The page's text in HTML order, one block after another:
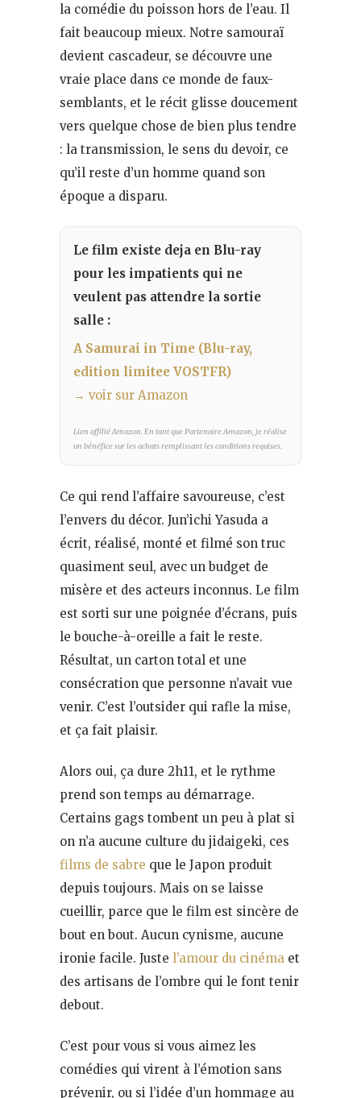
la comédie du poisson hors de l’eau. Il
fait beaucoup mieux. Notre samouraï
devient cascadeur, se découvre une
vraie place dans ce monde de faux-
semblants, et le récit glisse doucement
vers quelque chose de bien plus tendre
: la transmission, le sens du devoir, ce
qu’il reste d’un homme quand son
époque a disparu.
Le film existe deja en Blu-ray
pour les impatients qui ne
veulent pas attendre la sortie
salle :
A Samurai in Time (Blu-ray,
edition limitee VOSTFR)
→ voir sur Amazon
Lien affilié Amazon. En tant que Partenaire Amazon, je réalise
un bénéfice sur les achats remplissant les conditions requises.
Ce qui rend l’affaire savoureuse, c’est
l’envers du décor. Jun’ichi Yasuda a
écrit, réalisé, monté et filmé son truc
quasiment seul, avec un budget de
misère et des acteurs inconnus. Le film
est sorti sur une poignée d’écrans, puis
le bouche-à-oreille a fait le reste.
Résultat, un carton total et une
consécration que personne n’avait vue
venir. C’est l’outsider qui rafle la mise,
et ça fait plaisir.
Alors oui, ça dure 2h11, et le rythme
prend son temps au démarrage.
Certains gags tombent un peu à plat si
on n’a aucune culture du jidaigeki, ces
films de sabre que le Japon produit
depuis toujours. Mais on se laisse
cueillir, parce que le film est sincère de
bout en bout. Aucun cynisme, aucune
ironie facile. Juste l’amour du cinéma et
des artisans de l’ombre qui le font tenir
debout.
C’est pour vous si vous aimez les
comédies qui virent à l’émotion sans
prévenir, ou si l’idée d’un hommage au